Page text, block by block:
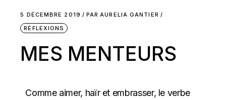
5 DÉCEMBRE 2019 PAR AURELIA GANTIER
RÉFLEXIONS
MES MENTEURS
Comme aimer, haïr et embrasser, le verbe